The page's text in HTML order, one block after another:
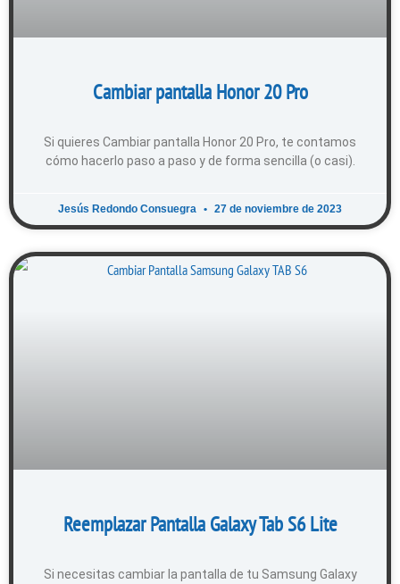
Cambiar pantalla Honor 20 Pro
Si quieres Cambiar pantalla Honor 20 Pro, te contamos
cómo hacerlo paso a paso y de forma sencilla (o casi).
Jesús Redondo Consuegra 27 de noviembre de 2023
Reemplazar Pantalla Galaxy Tab S6 Lite
Si necesitas cambiar la pantalla de tu Samsung Galaxy